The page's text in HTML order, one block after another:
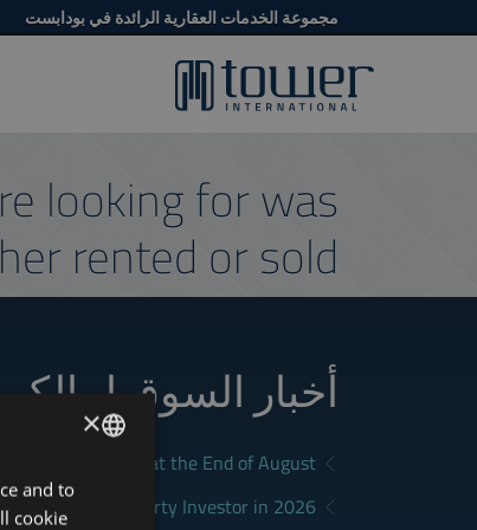
مجموعة الخدمات العقارية الرائدة في بودابست
looking for was
rented or sold.
أخبار السوق
in Budapest at the End of August
Fits Which Property Investor in 2026?
ENGLISH
×
and to
cookie